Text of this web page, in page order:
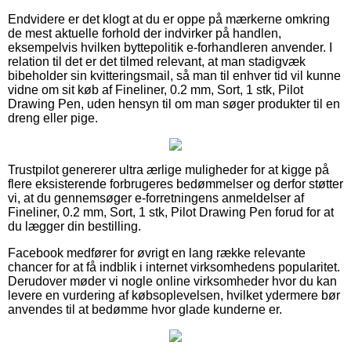
Endvidere er det klogt at du er oppe på mærkerne omkring
de mest aktuelle forhold der indvirker på handlen,
eksempelvis hvilken byttepolitik e-forhandleren anvender. I
relation til det er det tilmed relevant, at man stadigvæk
bibeholder sin kvitteringsmail, så man til enhver tid vil kunne
vidne om sit køb af Fineliner, 0.2 mm, Sort, 1 stk, Pilot
Drawing Pen, uden hensyn til om man søger produkter til en
dreng eller pige.
Trustpilot genererer ultra ærlige muligheder for at kigge på
flere eksisterende forbrugeres bedømmelser og derfor støtter
vi, at du gennemsøger e-forretningens anmeldelser af
Fineliner, 0.2 mm, Sort, 1 stk, Pilot Drawing Pen forud for at
du lægger din bestilling.
Facebook medfører for øvrigt en lang række relevante
chancer for at få indblik i internet virksomhedens popularitet.
Derudover møder vi nogle online virksomheder hvor du kan
levere en vurdering af købsoplevelsen, hvilket ydermere bør
anvendes til at bedømme hvor glade kunderne er.